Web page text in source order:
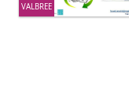
VALBREE